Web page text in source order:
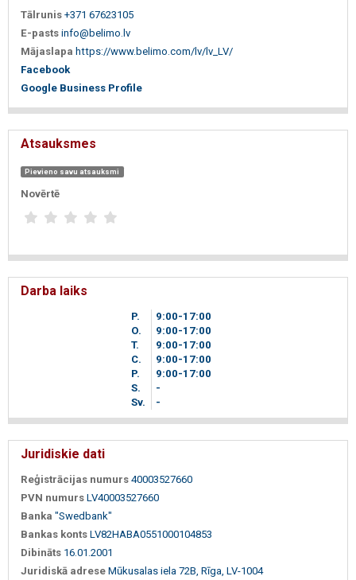
Tālrunis +371 67623105
E-pasts info@belimo.lv
Mājaslapa https://www.belimo.com/lv/lv_LV/
Facebook
Google Business Profile
Atsauksmes
Pievieno savu atsauksmi
Novērtē
Darba laiks
P. 9 00-17 00
O.
9 00-17 00
T.
9 00-17 00
C.
9 00-17 00
P.
9 00-17 00
S.
-
Sv.
-
Juridiskie dati
Reģistrācijas numurs 40003527660
PVN numurs LV40003527660
Banka "Swedbank"
Bankas konts LV82HABA0551000104853
Dibināts 16.01.2001
Juridiskā adrese Mūkusalas iela 72B, Rīga, LV-1004